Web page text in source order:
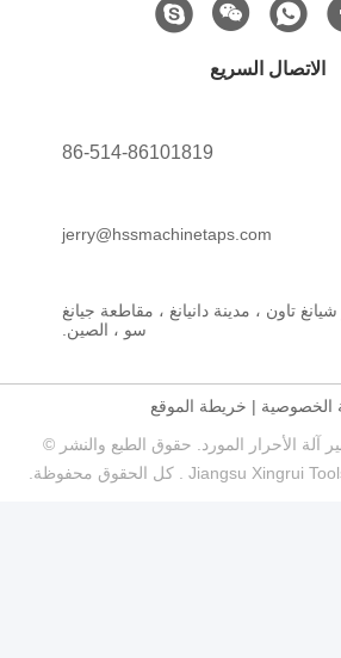
الاتصال السريع
86-514-86101819
jerry@hssmachinetaps.com
تاون ، مدينة دانيانغ ، مقاطعة جيانغ
سو ، الصين.
الخصوصية|خريطة الموقع
آلة الأحرار المورد. حقوق الطبع والنشر ©